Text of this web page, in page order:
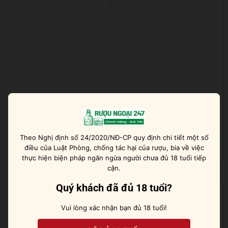
Freixenet Cordon Negro Brut
Được xếp
hạng
5 sao
530.000₫
Freixenet Ice Cuvée Especial
Được xếp
hạng55 sao
565.000₫
Theo Nghị định số 24/2020/NĐ-CP quy định chi tiết một số
điều của Luật Phòng, chống tác hại của rượu, bia về việc
thực hiện biện pháp ngăn ngừa người chưa đủ 18 tuổi tiếp
cận.
Quý khách đã đủ 18 tuổi?
Vui lòng xác nhận bạn đủ 18 tuổi!